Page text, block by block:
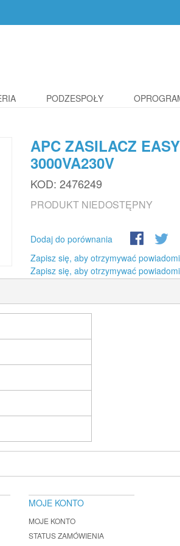
PODZESPOŁY
APC ZASILACZ
3000VA230V
KOD: 2476249
PRODUKT NIEDOSTĘPNY
Dodaj do porównania
Zapisz się, aby otrzymywać
Zapisz się, aby otrzymywać
MOJE KONTO
MOJE KONTO
STATUS ZAMÓWIENIA